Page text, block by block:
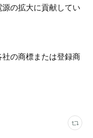
の拡大に貢献してい
社の商標または登録商